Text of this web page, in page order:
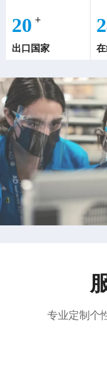
要求。
20 +
出口国家
专业定制个